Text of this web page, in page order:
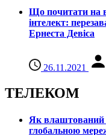
Що почитати на
інтелект:
Ернеста Девіса
26.11.2021
ТЕЛЕКОМ
Як влаштований
глобальною